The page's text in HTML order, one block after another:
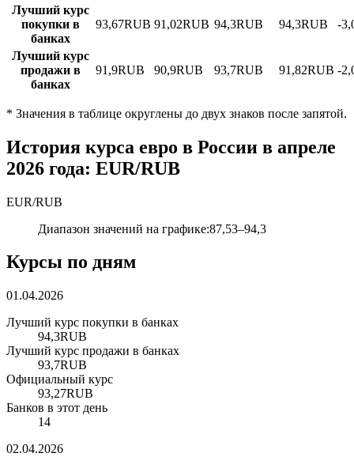
Лучший курс
покупки в
банках
93,67RUB 91,02RUB 94,3RUB 94,3RUB -
Лучший курс
продажи в
банках
91,9RUB 90,9RUB 93,7RUB 91,82RUB -
* Значения в таблице округлены до двух знаков после запятой.
История курса евро в России в апреле
2026 года: EUR/RUB
EUR/RUB
Диапазон значений на графике:87,53–94,3
Курсы по дням
01.04.2026
Лучший курс покупки в банках
94,3RUB
Лучший курс продажи в банках
93,7RUB
Официальный курс
93,27RUB
Банков в этот день
14
02.04.2026